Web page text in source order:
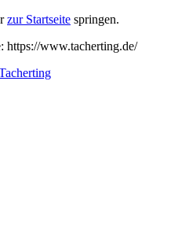
zur Startseite springen.
https://www.tacherting.de/